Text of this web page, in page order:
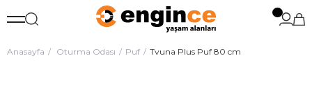
Anasayfa Oturma Odası Puf Tvuna Plus Puf 80 cm